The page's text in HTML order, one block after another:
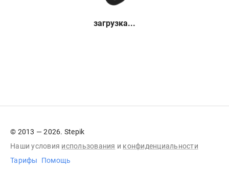
загрузка...
© 2013 — 2026. Stepik
Наши условия использования и конфиденциальности
Тарифы
Помощь